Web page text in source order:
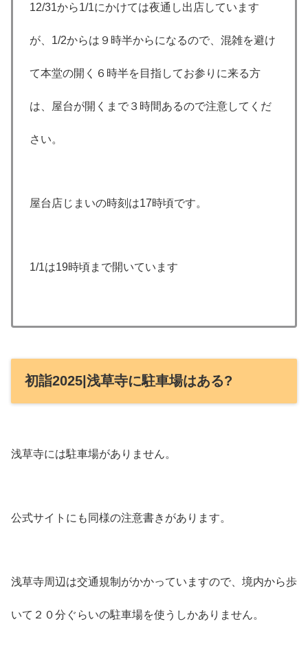
12/31から1/1にかけては夜通し出店しています
が、1/2からは９時半からになるので、混雑を避け
て本堂の開く６時半を目指してお参りに来る方
は、屋台が開くまで３時間あるので注意してくだ
さい。
屋台店じまいの時刻は17時頃です。
1/1は19時頃まで開いています
初詣2025|浅草寺に駐車場はある?
浅草寺には駐車場がありません。
公式サイトにも同様の注意書きがあります。
浅草寺周辺は交通規制がかかっていますので、境内から歩
いて２０分ぐらいの駐車場を使うしかありません。